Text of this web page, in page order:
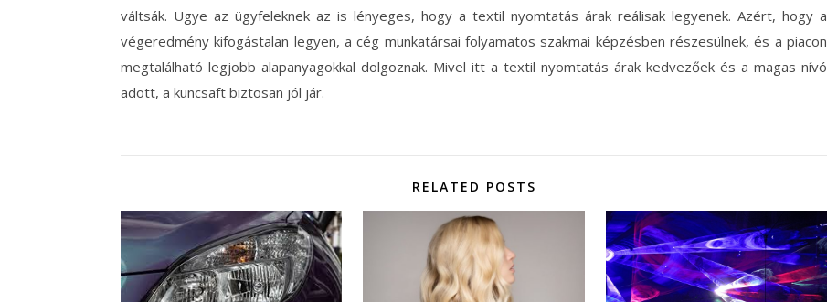
váltsák. Ugye az ügyfeleknek az is lényeges, hogy a textil nyomtatás árak reálisak legyenek. Azért, hogy a
végeredmény kifogástalan legyen, a cég munkatársai folyamatos szakmai képzésben részesülnek, és a piacon
megtalálható legjobb alapanyagokkal dolgoznak. Mivel itt a textil nyomtatás árak kedvezőek és a magas nívó
adott, a kuncsaft biztosan jól jár.
RELATED POSTS